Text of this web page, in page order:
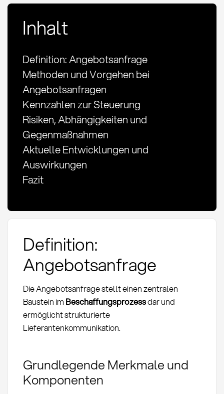
Inhalt
Definition: Angebotsanfrage
Methoden und Vorgehen bei
Angebotsanfragen
Kennzahlen zur Steuerung
Risiken, Abhängigkeiten und
Gegenmaßnahmen
Aktuelle Entwicklungen und
Auswirkungen
Fazit
Definition:
Angebotsanfrage
Die Angebotsanfrage stellt einen zentralen
Baustein im Beschaffungsprozessdar und
ermöglicht strukturierte
Lieferantenkommunikation.
Grundlegende Merkmale und
Komponenten